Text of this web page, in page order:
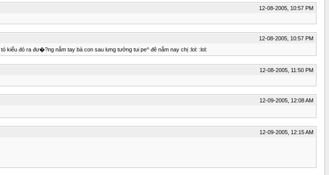
12-08-2005, 10:57 PM
12-08-2005, 10:57 PM
kiểu đó ra đư�?ng nắm tay bà con sau lưng tưởng tui pe^ đê nắm nay chị :lol: :lol:
12-08-2005, 11:50 PM
12-09-2005, 12:08 AM
12-09-2005, 12:15 AM